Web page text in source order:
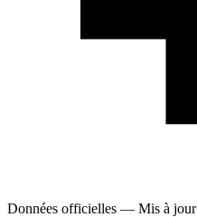
Données officielles — Mis à jour